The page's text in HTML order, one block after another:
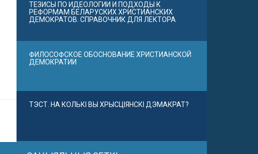
ТЕЗИСЫ ПО ИДЕОЛОГИИ И ПОДХОДЫ К
РЕФОРМАМ БЕЛАРУСКИХ ХРИСТИАНСКИХ
ДЕМОКРАТОВ. СПРАВОЧНИК ДЛЯ ЛЕКТОРА
ФИЛОСОФСКОЕ ОБОСНОВАНИЕ ХРИСТИАНСКОЙ
ДЕМОКРАТИИ
ТЭСТ. НА КОЛЬКІ ВЫ ХРЫСЦІЯНСКІ ДЭМАКРАТ?